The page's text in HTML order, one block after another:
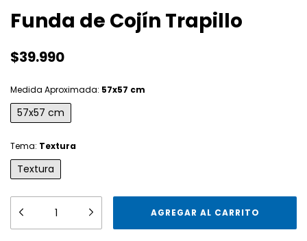
Funda de Cojín Trapillo
$39.990
Medida Aproximada: 57x57 cm
57x57 cm
Tema: Textura
Textura